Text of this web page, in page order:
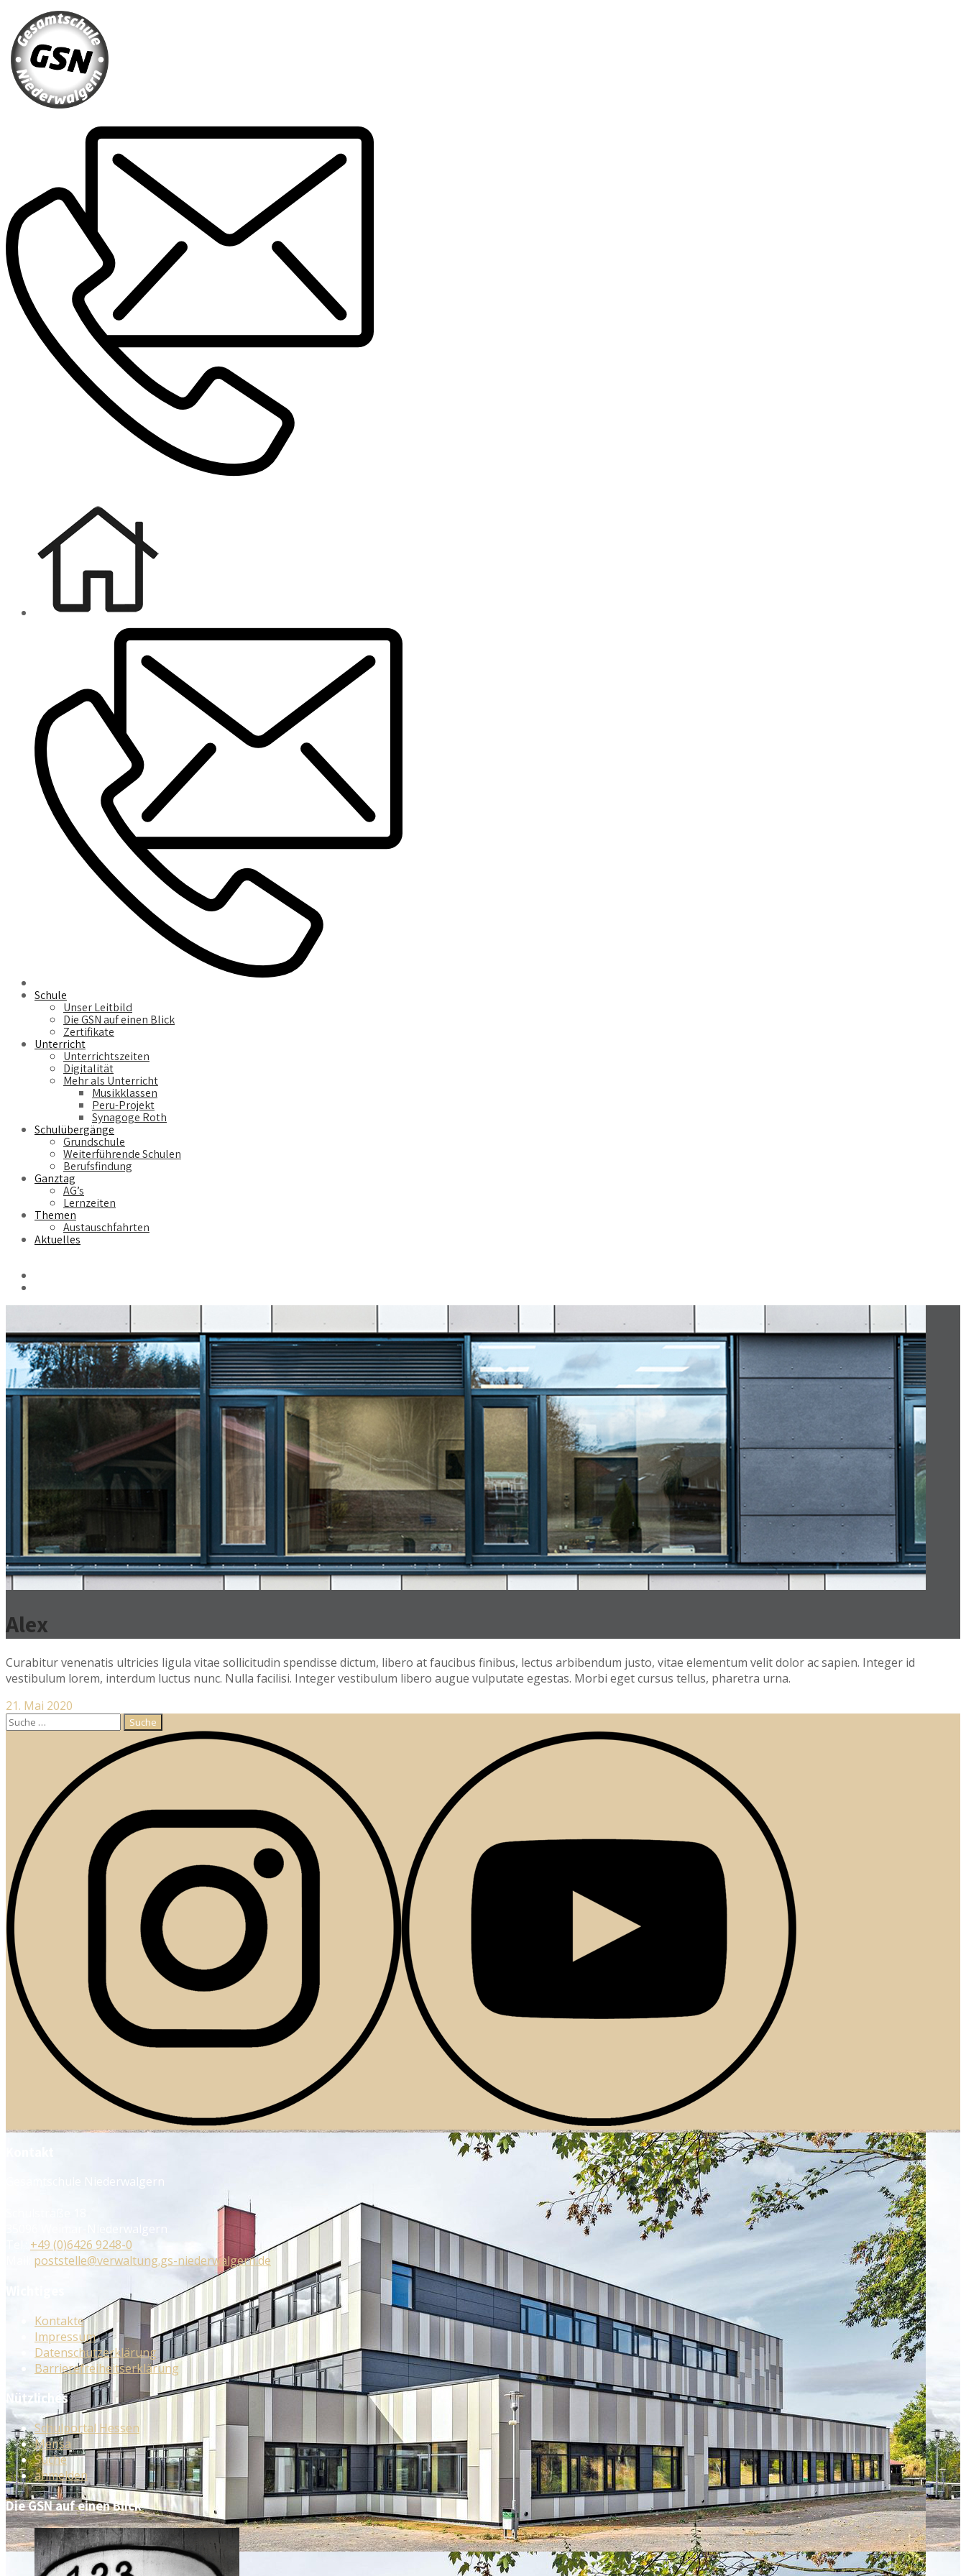
Schule
Unser Leitbild
Die GSN auf einen Blick
Zertifikate
Unterricht
Unterrichtszeiten
Digitalität
Mehr als Unterricht
Musikklassen
Peru-Projekt
Synagoge Roth
Schulübergänge
Grundschule
Weiterführende Schulen
Berufsfindung
Ganztag
AG’s
Lernzeiten
Themen
Austauschfahrten
Aktuelles
Alex
Curabitur venenatis ultricies ligula vitae sollicitudin spendisse dictum, libero at faucibus finibus, lectus arbibendum justo, vitae elementum velit dolor ac sapien. Integer id
vestibulum lorem, interdum luctus nunc. Nulla facilisi. Integer vestibulum libero augue vulputate egestas. Morbi eget cursus tellus, pharetra urna.
21. Mai 2020
Gesamtschule Niederwalgern
35096 Weimar-Niederwalgern
+49 (0)6426 9248-0
poststelle@verwaltung.gs-niederwalgern.de
Kontakte
Impressum
Datenschutzerklärung
Barrierefreiheitserklärung
Nützliches
Schulportal Hessen
Mensa
Suche
anmelden
Die GSN auf einen Blick